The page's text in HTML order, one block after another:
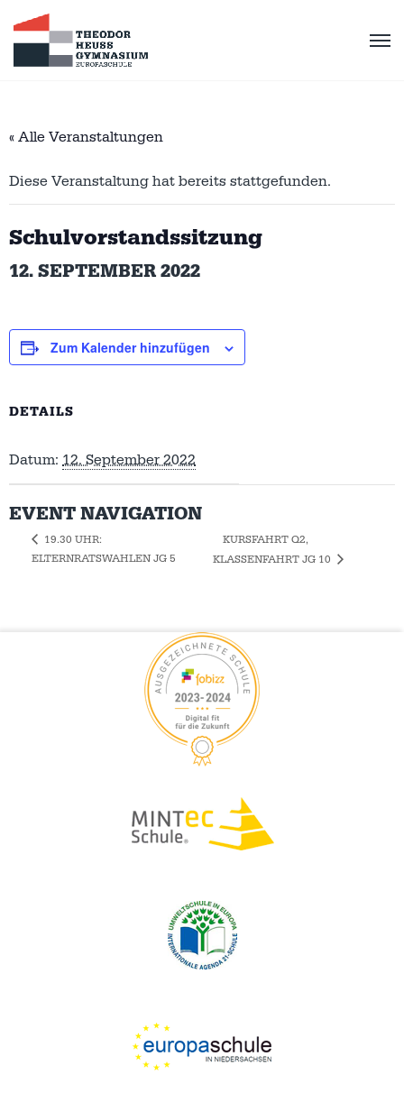
« Alle Veranstaltungen
Diese Veranstaltung hat bereits stattgefunden.
Schulvorstandssitzung
12. SEPTEMBER 2022
Zum Kalender hinzufügen
DETAILS
Datum: 12. September 2022
EVENT NAVIGATION
19.30 UHR:
ELTERNRATSWAHLEN JG 5
KURSFAHRT Q2,
KLASSENFAHRT JG 10